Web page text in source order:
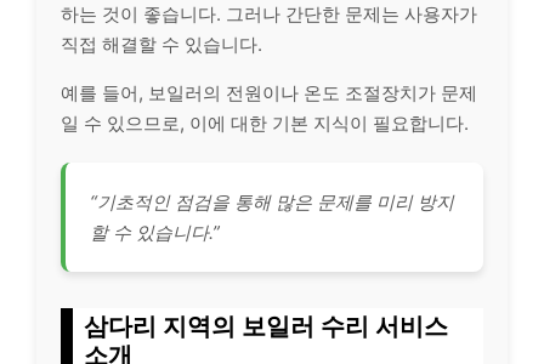
하는 것이 좋습니다. 그러나 간단한 문제는 사용자가
직접 해결할 수 있습니다.
예를 들어, 보일러의 전원이나 온도 조절장치가 문제
일 수 있으므로, 이에 대한 기본 지식이 필요합니다.
“기초적인 점검을 통해 많은 문제를 미리 방지
할 수 있습니다.”
삼다리 지역의 보일러 수리 서비스
소개